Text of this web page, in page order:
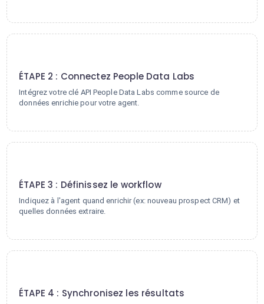
ÉTAPE 2 : Connectez People Data Labs
Intégrez votre clé API People Data Labs comme source de
données enrichie pour votre agent.
ÉTAPE 3 : Définissez le workflow
Indiquez à l'agent quand enrichir (ex: nouveau prospect CRM) et
quelles données extraire.
ÉTAPE 4 : Synchronisez les résultats